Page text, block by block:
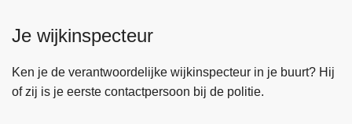
Je wijkinspecteur
Ken je de verantwoordelijke wijkinspecteur in je buurt? Hij
of zij is je eerste contactpersoon bij de politie.